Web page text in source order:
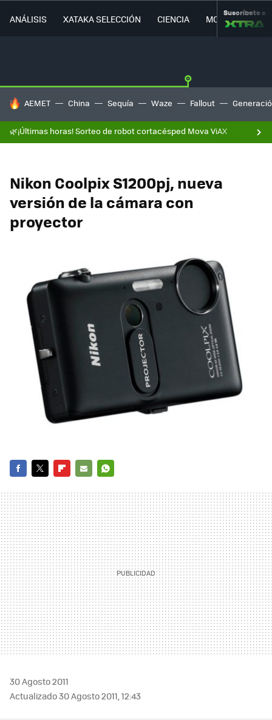
ANÁLISIS XATAKA SELECCIÓN CIENCIA MOVILIDAD
Suscríbete a
HOY SE HABLA DE
AEMET China Sequía Waze Fallout
🌿¡Últimas horas! Sorteo de robot cortacésped Mova ViAX
Nikon Coolpix S1200pj, nueva
versión de la cámara con
proyector
MAIL
30 Agosto 2011
Actualizado 30 Agosto 2011, 12:43